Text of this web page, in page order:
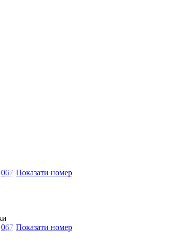
067 Показати номер
067 Показати номер